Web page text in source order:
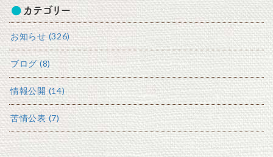
カテゴリー
お知らせ (326)
ブログ (8)
情報公開 (14)
苦情公表 (7)